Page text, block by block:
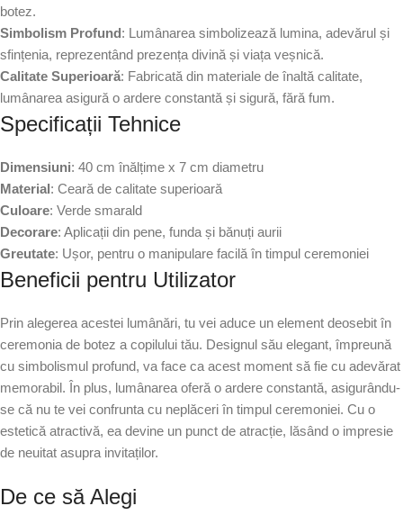
botez.
Simbolism Profund: Lumânarea simbolizează lumina, adevărul și
sfințenia, reprezentând prezența divină și viața veșnică.
Calitate Superioară: Fabricată din materiale de înaltă calitate,
lumânarea asigură o ardere constantă și sigură, fără fum.
Specificații Tehnice
Dimensiuni: 40 cm înălțime x 7 cm diametru
Material: Ceară de calitate superioară
Culoare: Verde smarald
Decorare: Aplicații din pene, funda și bănuți aurii
Greutate: Ușor, pentru o manipulare facilă în timpul ceremoniei
Beneficii pentru Utilizator
Prin alegerea acestei lumânări, tu vei aduce un element deosebit în
ceremonia de botez a copilului tău. Designul său elegant, împreună
cu simbolismul profund, va face ca acest moment să fie cu adevărat
memorabil. În plus, lumânarea oferă o ardere constantă, asigurându-
se că nu te vei confrunta cu neplăceri în timpul ceremoniei. Cu o
estetică atractivă, ea devine un punct de atracție, lăsând o impresie
de neuitat asupra invitaților.
De ce să Alegi